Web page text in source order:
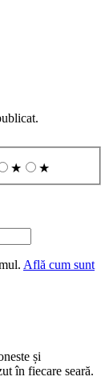
★ ★
Află cum sunt
și
în fiecare seară.